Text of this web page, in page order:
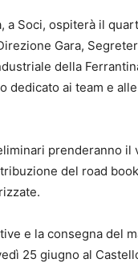
a Soci, ospiterà il
Gara,
della
dedicato ai team e
prenderanno il
del road
e la consegna del
25 giugno al